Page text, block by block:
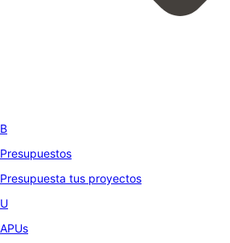
B
Presupuestos
Presupuesta tus proyectos
U
APUs